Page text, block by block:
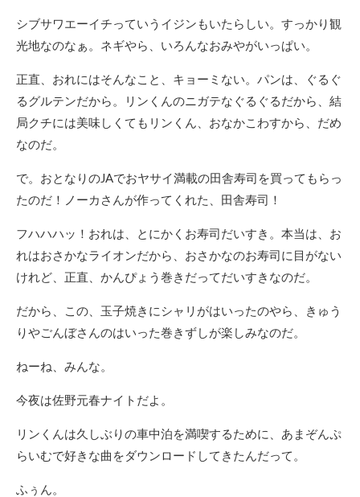
シブサワエーイチっていうイジンもいたらしい。すっかり観
光地なのなぁ。ネギやら、いろんなおみやがいっぱい。
正直、おれにはそんなこと、キョーミない。パンは、ぐるぐ
るグルテンだから。リンくんのニガテなぐるぐるだから、結
局クチには美味しくてもリンくん、おなかこわすから、だめ
なのだ。
で。おとなりのJAでおヤサイ満載の田舎寿司を買ってもらっ
たのだ！ノーカさんが作ってくれた、田舎寿司！
フハハハッ！おれは、とにかくお寿司だいすき。本当は、お
れはおさかなライオンだから、おさかなのお寿司に目がない
けれど、正直、かんぴょう巻きだってだいすきなのだ。
だから、この、玉子焼きにシャリがはいったのやら、きゅう
りやごんぼさんのはいった巻きずしが楽しみなのだ。
ねーね、みんな。
今夜は佐野元春ナイトだよ。
リンくんは久しぶりの車中泊を満喫するために、あまぞんぷ
らいむで好きな曲をダウンロードしてきたんだって。
ふぅん。